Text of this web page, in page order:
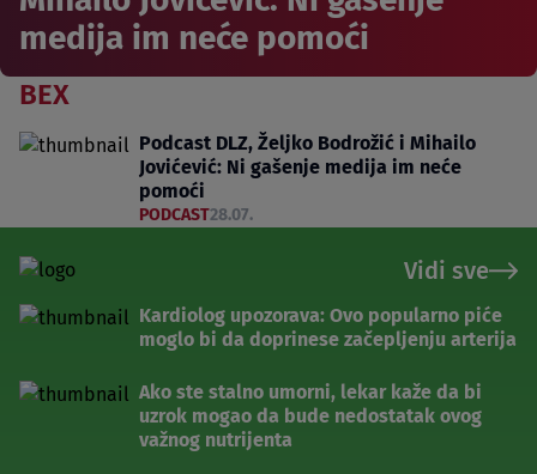
medija im neće pomoći
BEX
Podcast DLZ, Željko Bodrožić i Mihailo
Jovićević: Ni gašenje medija im neće
pomoći
PODCAST28.07.
Vidi sve
Kardiolog upozorava: Ovo popularno piće
moglo bi da doprinese začepljenju arterija
Ako ste stalno umorni, lekar kaže da bi
uzrok mogao da bude nedostatak ovog
važnog nutrijenta